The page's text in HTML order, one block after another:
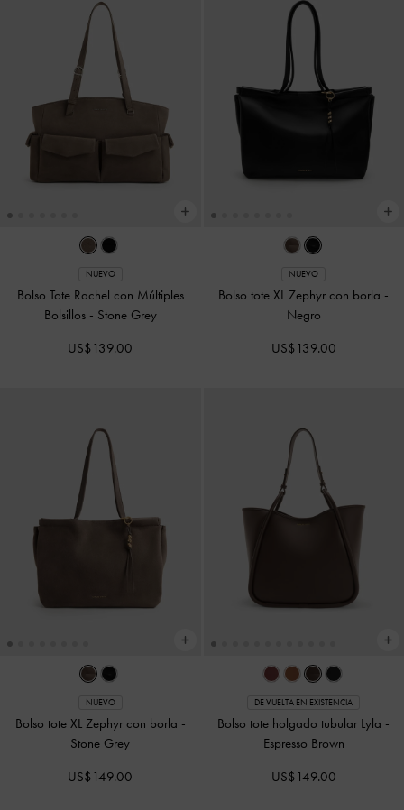
NUEVO
Bolso Tote Rachel con Múltiples
Bolsillos - Stone Grey
US$139.00
NUEVO
Bolso tote XL Zephyr con borla -
Negro
US$139.00
NUEVO
Bolso tote XL Zephyr con borla -
Stone Grey
US$149.00
DE VUELTA EN EXISTENCIA
Bolso tote holgado tubular Lyla -
Espresso Brown
US$149.00